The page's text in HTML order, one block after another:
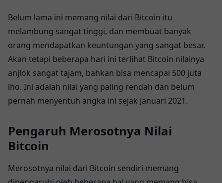
Belum lama ini memang nilai dari Bitcoin itu
melambung sangat tinggi, dan membuat banyak
orang mendapatkan keuntungan yang sangat besar.
Akan tetapi beberapa hari ini terlihat Bitcoin nilainya
anjlok sangat tajam, bahkan bisa mencapai 500 juta
lho. Ini adalah nilai yang paling rendah dan belum
pernah menyentuh angka ini sejak Januari 2021.
Pengaruh Merosotnya Nilai
Bitcoin
Merosotnya nilai dari Bitcoin sendiri memang